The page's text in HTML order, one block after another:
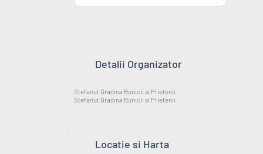
Detalii Organizator
Stefanut Gradina Bunicii si Prietenii
Stefanut Gradina Bunicii si Prietenii
Locatie si Harta